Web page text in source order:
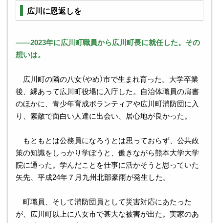
広川に恩返しを
――2023年に広川町職員から広川町長に就任した。その
想いは。
広川町の隣の八女（やめ）市で生まれ育った。大学卒業
後、縁あって広川町役場に入庁した。自治体職員の肩書
のほかに、青少年育成ボランティアや広川町消防団に入
り、素敵で面白い人達に出会い、居心地が良かった。
もともとは公務員になろうとは思っておらず、公共政
策の知識をしっかり学ぼうと、働きながら熊本大学大学
院に通った。学んだことを仕事に活かそうと思っていた
矢先、平成24年７月九州北部豪雨が発生した。
町職員、そして消防団員として災害対応にあたった
が、広川町以上に八女市で甚大な被害が出た。実家のあ